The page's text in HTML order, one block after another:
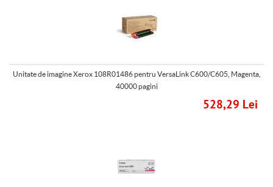
Unitate de imagine Xerox 108R01486 pentru VersaLink C600/C605, Magenta,
40000 pagini
528,29 Lei